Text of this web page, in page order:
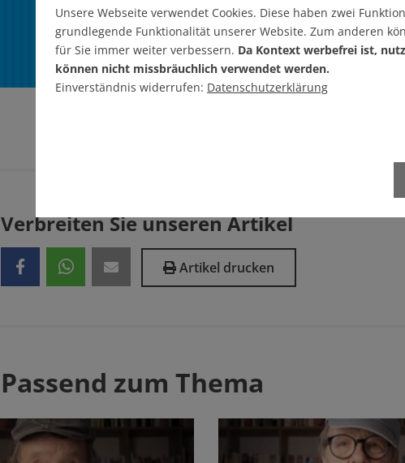
Wie? Hier!
Verbreiten Sie unseren Artikel
Artikel drucken
Passend zum Thema
Unsere Webseite verwendet Cookies. Diese haben zwei
grundlegende Funktionalität unserer Website. Zum anderen
für Sie immer weiter verbessern. Da Kontext werbefrei ist,
können nicht missbräuchlich verwendet werden.
Einverständnis widerrufen: Datenschutzerklärung